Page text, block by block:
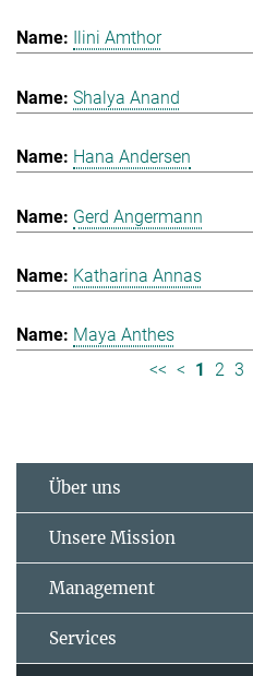
Ilini Amthor
Shalya Anand
Hana Andersen
Gerd Angermann
Katharina Annas
Maya Anthes
<< < 1 2 3
Über uns
Unsere Mission
Management
Services